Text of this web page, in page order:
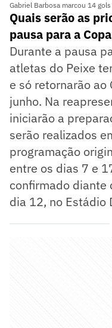
Gabriel Barbosa marcou 14
Quais serão as
pausa para a
Durante a pausa
atletas do Peixe
e só retornarão ao
junho. Na
iniciarão a
serão realizados
programação
entre os dias 7 e
confirmado diante
dia 12, no Estádio